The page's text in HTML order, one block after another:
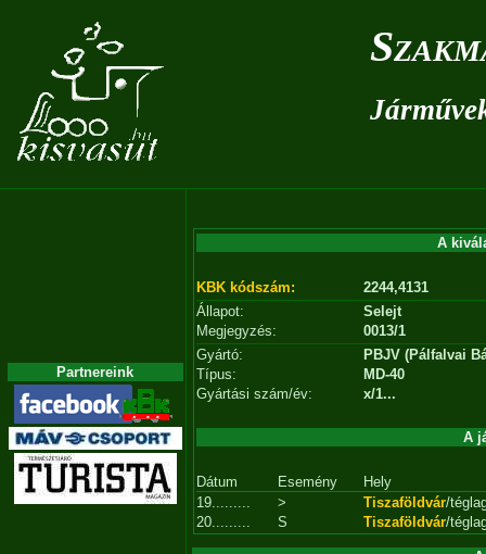
Partnereink
A
KBK kódszám:
2244,4131
Állapot:
Selejt
Megjegyzés:
0013/1
Gyártó:
PBJV (Pálfalvai
Típus:
MD-40
Gyártási szám/év:
x/1...
A
Dátum Esemény
Hely
19.........
> Tiszaföldvár/
20.........
S Tiszaföldvár/